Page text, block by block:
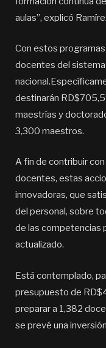
aulas”, explicó
Con estos
docentes del sistema
destinarán
maestrías y
3,300 maestros.
A fin de contribuir
docentes, estas
innovadoras, que
del personal, sobre
de las competencias
actualizado.
Está contemplado,
presupuesto de
preparar a 1,382
se prevé una